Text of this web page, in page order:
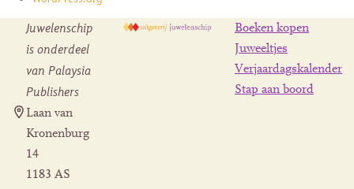
Juwelenschip
is onderdeel
van Palaysia
Publishers
Laan van
Kronenburg
14
1183 AS
Boeken kopen
Juweeltjes
Verjaardagskalender
Stap aan boord